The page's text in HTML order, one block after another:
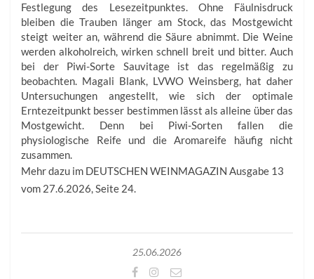
Festlegung des Lesezeitpunktes. Ohne Fäulnisdruck
bleiben die Trauben länger am Stock, das Mostgewicht
steigt weiter an, während die Säure abnimmt. Die Weine
werden alkoholreich, wirken schnell breit und bitter. Auch
bei der Piwi-Sorte Sauvitage ist das regelmäßig zu
beobachten. Magali Blank, LVWO Weinsberg, hat daher
Untersuchungen angestellt, wie sich der optimale
Erntezeitpunkt besser bestimmen lässt als alleine über das
Mostgewicht. Denn bei Piwi-Sorten fallen die
physiologische Reife und die Aromareife häufig nicht
zusammen.
Mehr dazu im DEUTSCHEN WEINMAGAZIN Ausgabe 13
vom 27.6.2026, Seite 24.
25.06.2026